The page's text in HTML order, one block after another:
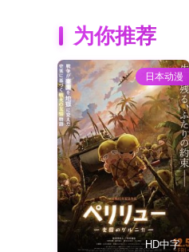
为你推荐
日本动漫
HD中字